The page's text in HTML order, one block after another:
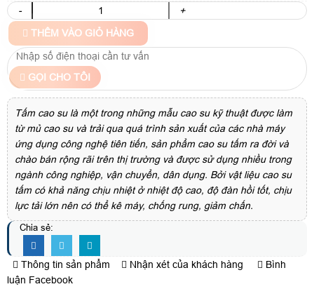
-
+
THÊM VÀO GIỎ HÀNG
GỌI CHO TÔI
Tấm cao su là một trong những mẫu cao su kỹ thuật được làm
từ mủ cao su và trải qua quá trình sản xuất của các nhà máy
ứng dụng công nghệ tiên tiến, sản phẩm cao su tấm ra đời và
chào bán rộng rãi trên thị trường và được sử dụng nhiều trong
ngành công nghiệp, vận chuyển, dân dụng. Bởi vật liệu cao su
tấm có khả năng chịu nhiệt ở nhiệt độ cao, độ đàn hồi tốt, chịu
lực tải lớn nên có thể kê máy, chống rung, giảm chấn.
Chia sẻ:
Thông tin sản phẩm Nhận xét của khách hàng
Bình
luận Facebook